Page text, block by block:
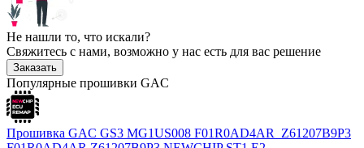
Не нашли то, что искали?
Свяжитесь с нами, возможно у нас есть для вас решение
Заказать
Популярные прошивки GAC
Прошивка GAC GS3 MG1US008 F01R0AD4AR_Z61207B9P3